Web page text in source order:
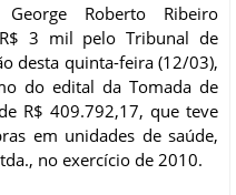
Roberto Ribeiro
3 mil pelo Tribunal de
desta quinta-feira (12/03),
do edital da Tomada de
R$ 409.792,17, que teve
em unidades de saúde,
no exercício de 2010.